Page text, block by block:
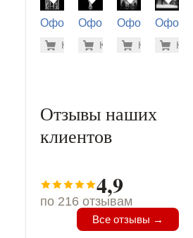
Оформление
(73-472)
-7% 1.900
Купить
Оформление
(71-341)
-7%
Купить
Оформление
(71-796)
-
Купить(71-
Отзывы наших
клиентов
4,9
по 216 отзывам
Все отзывы →